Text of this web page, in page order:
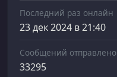
Последний раз онлайн
23 дек 2024 в 21:40
Сообщений отправлено
33295